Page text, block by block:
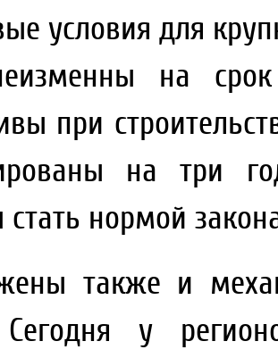
условия для
на
при
на три
нормой
также и
у